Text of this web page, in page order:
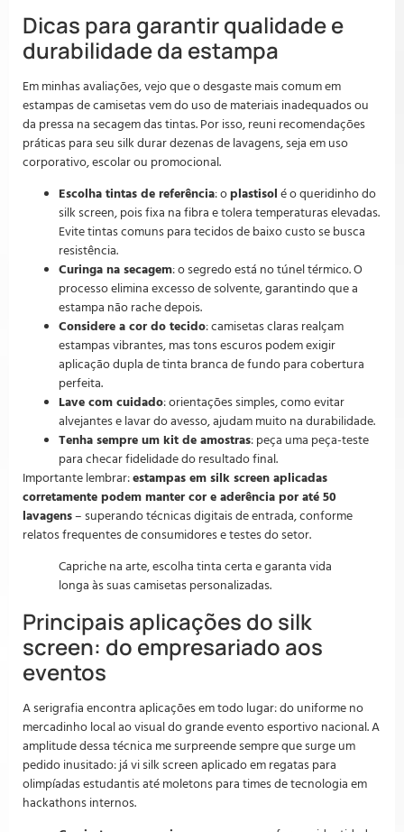
Dicas para garantir qualidade e
durabilidade da estampa
Em minhas avaliações, vejo que o desgaste mais comum em
estampas de camisetas vem do uso de materiais inadequados ou
da pressa na secagem das tintas. Por isso, reuni recomendações
práticas para seu silk durar dezenas de lavagens, seja em uso
corporativo, escolar ou promocional.
Escolha tintas de referência: oplastisol é o queridinho do
silk screen, pois fixa na fibra e tolera temperaturas elevadas.
Evite tintas comuns para tecidos de baixo custo se busca
resistência.
Curinga na secagem: o segredo está no túnel térmico. O
processo elimina excesso de solvente, garantindo que a
estampa não rache depois.
Considere a cor do tecido: camisetas claras realçam
estampas vibrantes, mas tons escuros podem exigir
aplicação dupla de tinta branca de fundo para cobertura
perfeita.
Lave com cuidado: orientações simples, como evitar
alvejantes e lavar do avesso, ajudam muito na durabilidade.
Tenha sempre um kit de amostras: peça uma peça-teste
para checar fidelidade do resultado final.
Importante lembrar:estampas em silk screen aplicadas
corretamente podem manter cor e aderência por até 50
lavagens– superando técnicas digitais de entrada, conforme
relatos frequentes de consumidores e testes do setor.
Capriche na arte, escolha tinta certa e garanta vida
longa às suas camisetas personalizadas.
Principais aplicações do silk
screen: do empresariado aos
eventos
A serigrafia encontra aplicações em todo lugar: do uniforme no
mercadinho local ao visual do grande evento esportivo nacional. A
amplitude dessa técnica me surpreende sempre que surge um
pedido inusitado: já vi silk screen aplicado em regatas para
olimpíadas estudantis até moletons para times de tecnologia em
hackathons internos.